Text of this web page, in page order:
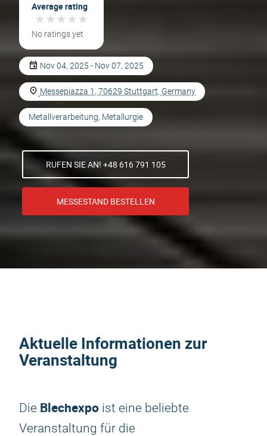
Average rating
★★★★★
★★★★★
No ratings yet
Nov 04, 2025 - Nov 07, 2025
Messepiazza 1, 70629 Stuttgart, Germany
Metallverarbeitung, Metallurgie
RUFEN SIE AN! +48 616 791 105
MESSESTAND BESTELLEN
Aktuelle Informationen zur
Veranstaltung
Die Blechexpo ist eine beliebte
Veranstaltung für die